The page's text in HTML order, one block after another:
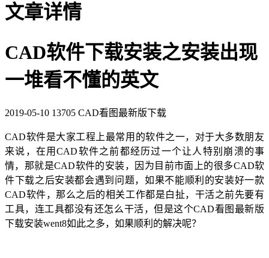
文章详情
CAD软件下载安装之安装出现
一堆看不懂的英文
2019-05-10 13705 CAD看图最新版下载
CAD软件是大家工程上最常用的软件之一，对于大多数朋友
来说，在用CAD软件之前都经历过一个让人特别崩溃的事
情，那就是CAD软件的安装，因为目前市面上的很多CAD软
件下载之后安装都会遇到问题，如果不能顺利的安装好一款
CAD软件，那么之后的相关工作都是白扯，干活之前先要有
工具，连工具都没有还怎么干活，但是这个CAD看图最新版
下载安装went8如此之多，如果顺利的解决呢？